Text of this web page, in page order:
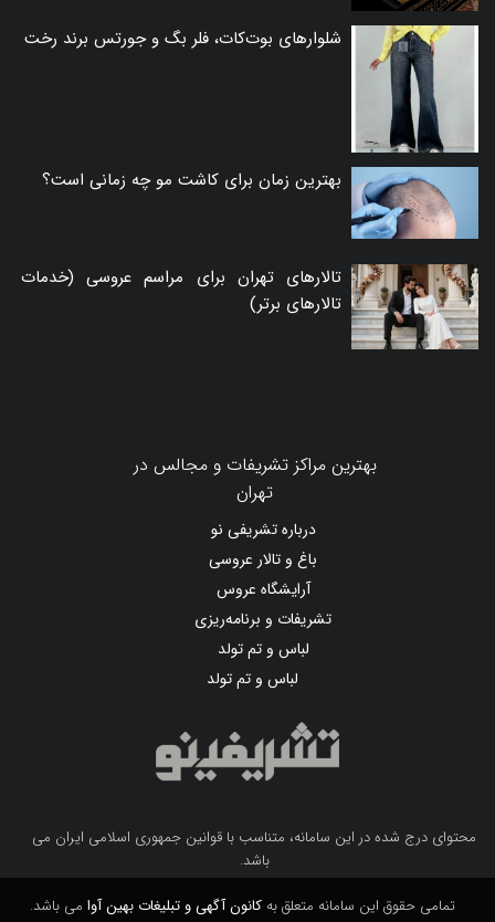
شلوارهای بوت‌کات، فلر بگ و جورتس برند رخت
بهترین زمان برای کاشت مو چه زمانی است؟
تالارهای تهران برای مراسم عروسی (خدمات
تالارهای برتر)
بهترین مراکز تشریفات و مجالس در
تهران
درباره تشریفی نو
باغ و تالار عروسی
آرایشگاه عروس
تشریفات و برنامه‌ریزی
لباس و تم تولد
لباس و تم تولد
محتوای درج شده در این سامانه، متناسب با قوانین جمهوری اسلامی ایران می
باشد.
تمامی حقوق این سامانه متعلق بهکانون آگهی و تبلیغات بهین آوا می باشد.